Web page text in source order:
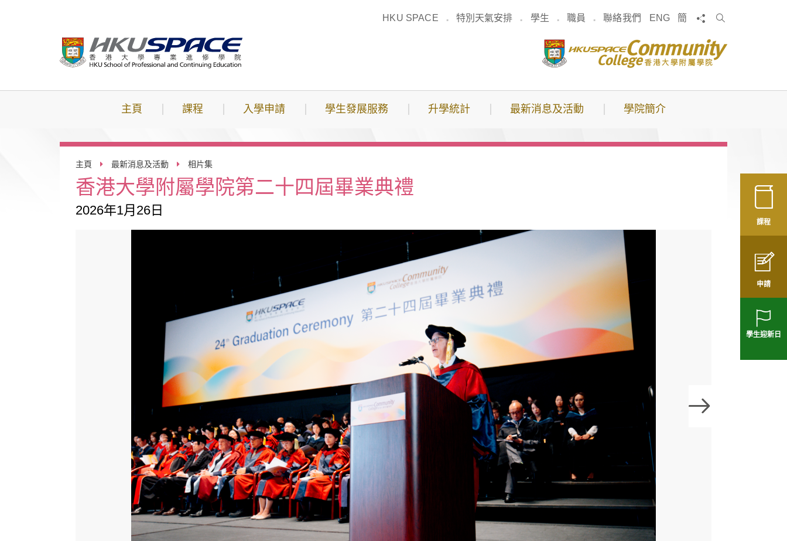
HKU SPACE 特別天氣安排 學生 職員 聯絡我們 ENG 簡 分享
搜
主頁 課程 入學申請 學生發展服務 升學統計 最新消息及活動 學院簡介
課程
申請
學生迎新日
主頁 最新消息及活動 相片集
香港大學附屬學院第二十四屆畢業典禮
2026年1月26日